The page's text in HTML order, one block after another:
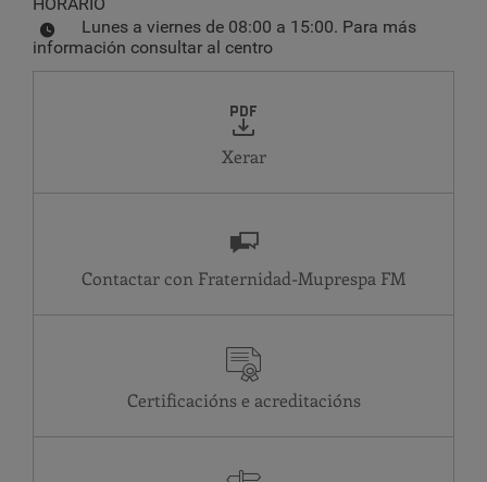
Lunes a viernes de 08:00 a 15:00. Para más
información consultar al centro
Xerar
Contactar con Fraternidad-Muprespa
Certificacións e acreditacións